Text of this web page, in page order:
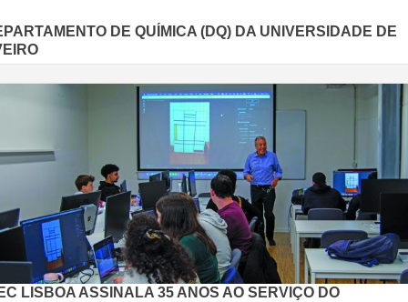
DE QUÍMICA (DQ) DA UNIVERSIDADE DE
LISBOA ASSINALA 35 ANOS AO SERVIÇO DO